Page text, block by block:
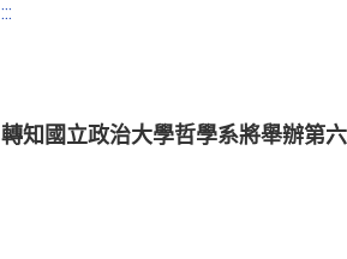
:::
轉知國立政治大學哲學系將舉辦第